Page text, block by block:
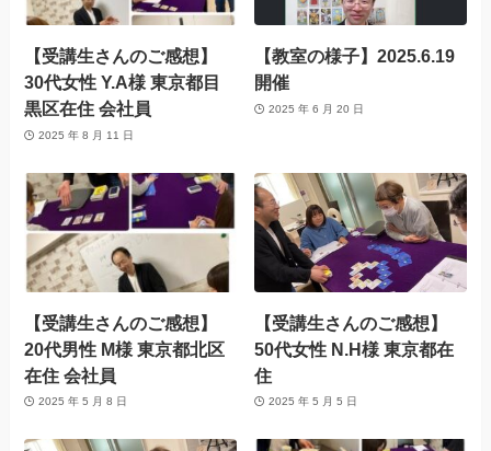
【受講生さんのご感想】
30代女性 Y.A様 東京都目
黒区在住 会社員
2025 年 8 月 11 日
【教室の様子】2025.6.19
開催
2025 年 6 月 20 日
【受講生さんのご感想】
20代男性 M様 東京都北区
在住 会社員
2025 年 5 月 8 日
【受講生さんのご感想】
50代女性 N.H様 東京都在
住
2025 年 5 月 5 日